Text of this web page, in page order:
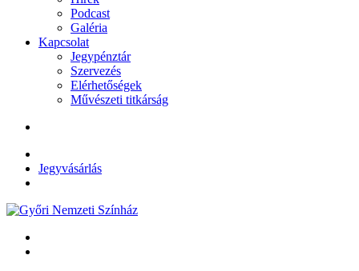
Podcast
Galéria
Kapcsolat
Jegypénztár
Szervezés
Elérhetőségek
Művészeti titkárság
Jegyvásárlás